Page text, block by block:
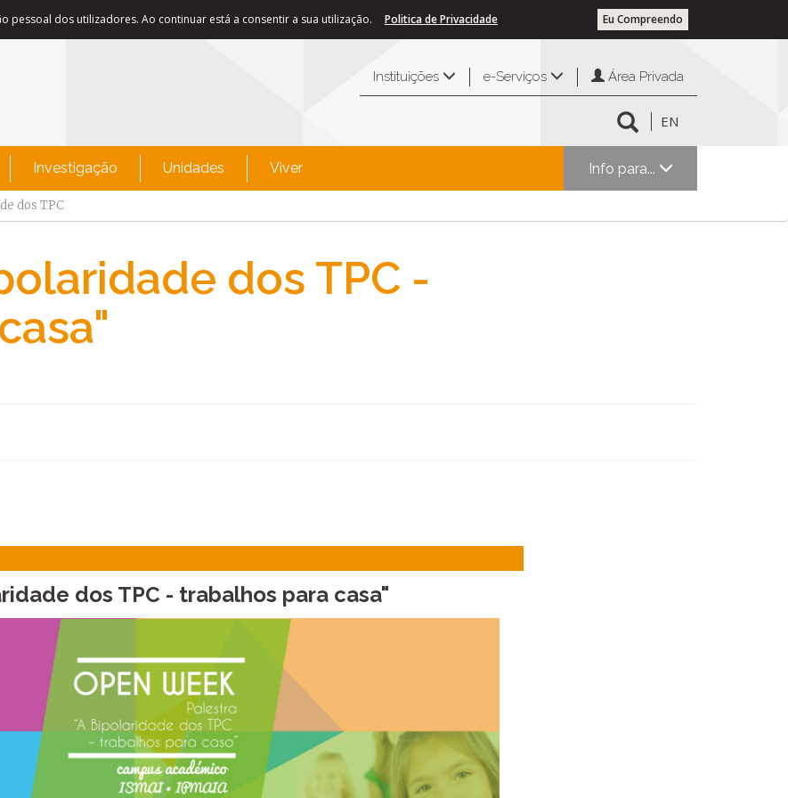
pessoal dos utilizadores. Ao continuar está a consentir a sua utilização. Eu Compreendo
Politica de Privacidade
Instituições e-Serviços Área Privada
EN
Investigação Unidades Viver Info para...
dos TPC
dos TPC -
dos TPC - trabalhos para casa"